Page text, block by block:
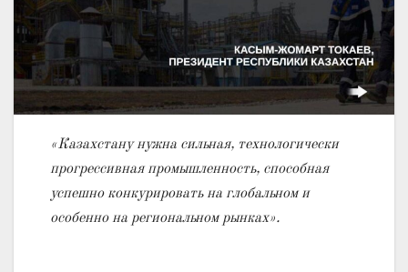
«Казахстану нужна сильная, технологически
прогрессивная промышленность, способная
успешно конкурировать на глобальном и
особенно на региональном рынках».